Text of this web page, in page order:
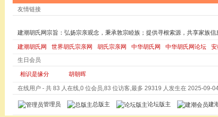
友情链接
建潮胡氏网宗旨：弘扬宗亲观念，秉承敦宗睦族；提供寻根索源，共享家族信
建潮胡氏网 世界胡氏宗亲网 胡氏宗亲网 中华胡氏网 中华胡氏网论坛
生日会员
相识是缘分 胡朝晖
在线用户 - 共 83 人在线,0 位会员,83 位访客,最多 29319 人发生在 2025-09-
管理员 总版主 论坛版主 建